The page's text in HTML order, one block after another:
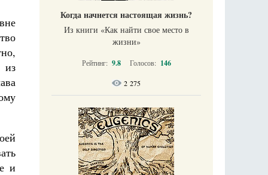
из
и
Когда начнется настоящая жизнь?
Из книги «Как найти свое место в
жизни​»
Рейтинг: 9.8 Голосов: 146
2 275